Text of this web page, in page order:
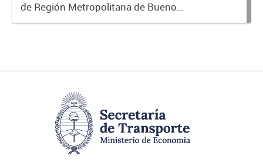
de Región Metropolitana de Buenos
Aires (RMBA).-